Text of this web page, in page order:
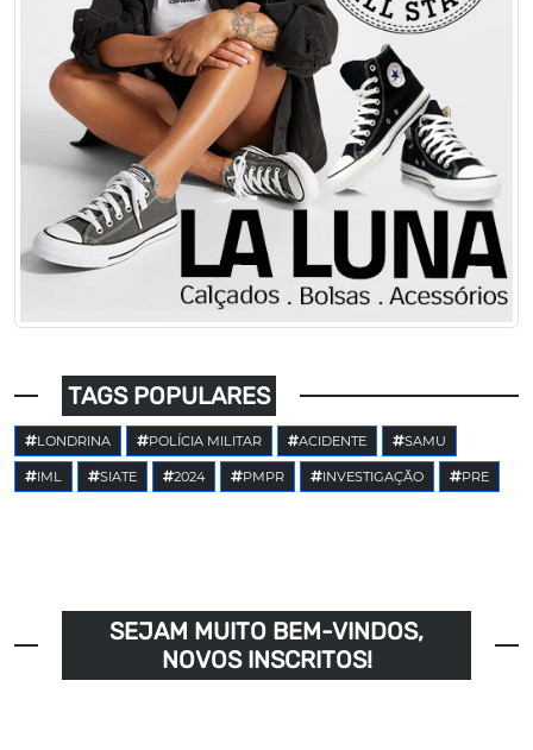
TAGS POPULARES
LONDRINA POLÍCIA MILITAR ACIDENTE SAMU
IML SIATE 2024 PMPR INVESTIGAÇÃO PRE
SEJAM MUITO BEM-VINDOS,
NOVOS INSCRITOS!